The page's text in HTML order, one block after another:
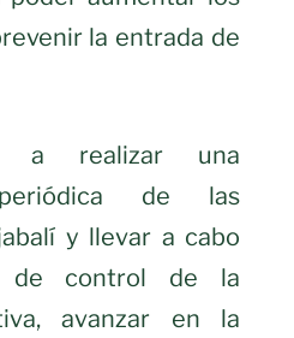
la entrada de
a realizar una
periódica de las
y llevar a cabo
de control de la
avanzar en la